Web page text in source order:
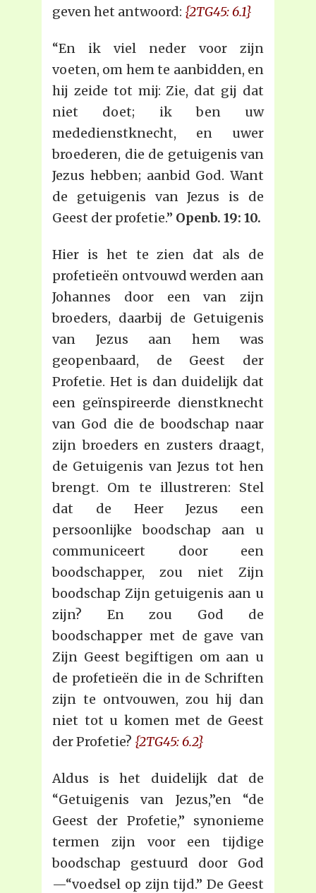
geven het antwoord: {2TG45: 6.1}
“En ik viel neder voor zijn
voeten, om hem te aanbidden, en
hij zeide tot mij: Zie, dat gij dat
niet doet; ik ben uw
mededienstknecht, en uwer
broederen, die de getuigenis van
Jezus hebben; aanbid God. Want
de getuigenis van Jezus is de
Geest der profetie.” Openb. 19: 10.
Hier is het te zien dat als de
profetieën ontvouwd werden aan
Johannes door een van zijn
broeders, daarbij de Getuigenis
van Jezus aan hem was
geopenbaard, de Geest der
Profetie. Het is dan duidelijk dat
een geïnspireerde dienstknecht
van God die de boodschap naar
zijn broeders en zusters draagt,
de Getuigenis van Jezus tot hen
brengt. Om te illustreren: Stel
dat de Heer Jezus een
persoonlijke boodschap aan u
communiceert door een
boodschapper, zou niet Zijn
boodschap Zijn getuigenis aan u
zijn? En zou God de
boodschapper met de gave van
Zijn Geest begiftigen om aan u
de profetieën die in de Schriften
zijn te ontvouwen, zou hij dan
niet tot u komen met de Geest
der Profetie? {2TG45: 6.2}
Aldus is het duidelijk dat de
“Getuigenis van Jezus,”en “de
Geest der Profetie,” synonieme
termen zijn voor een tijdige
boodschap gestuurd door God
—“voedsel op zijn tijd.” De Geest